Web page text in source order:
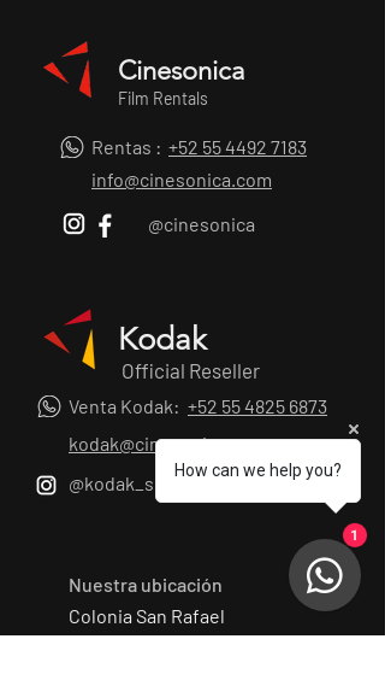
Cinesonica
Film Rentals
Rentas : +52 55 4492 7183
info@cinesonica.com
@cinesonica
Kodak
Official Reseller
Venta Kodak: +52 55 4825 6873
kodak@cinesonica.com
@kodak_shootfilm_mx
Nuestra ubicación
Colonia San Rafael
Cuauhtemoc , CDMX
How can we help you?
1